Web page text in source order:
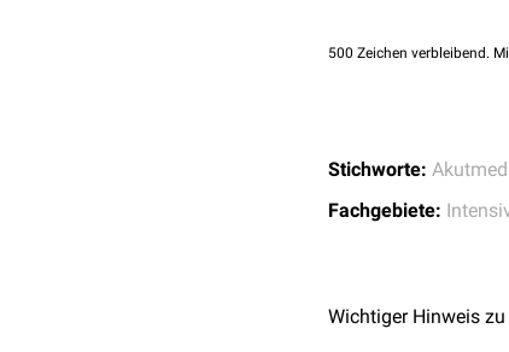
500 Zeichen verbleibend.
Stichworte:
Fachgebiete:
Wichtiger Hinweis